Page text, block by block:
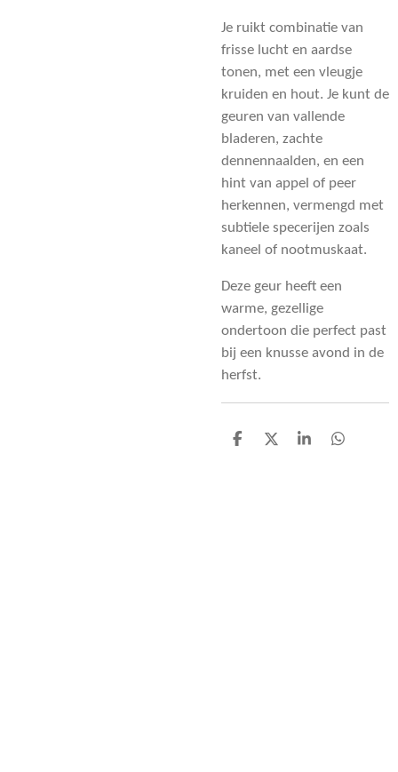
Je ruikt combinatie van
frisse lucht en aardse
tonen, met een vleugje
kruiden en hout. Je kunt de
geuren van vallende
bladeren, zachte
dennennaalden, en een
hint van appel of peer
herkennen, vermengd met
subtiele specerijen zoals
kaneel of nootmuskaat.
Deze geur heeft een
warme, gezellige
ondertoon die perfect past
bij een knusse avond in de
herfst.
D
D
S
D